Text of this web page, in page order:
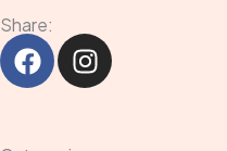
Share:
F
a
c
I
n
s